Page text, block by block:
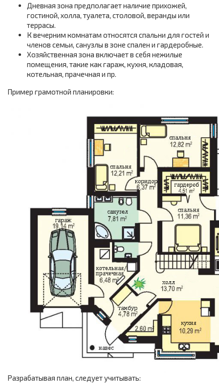
Дневная зона предполагает наличие прихожей,
гостиной, холла, туалета, столовой, веранды или
террасы.
К вечерним комнатам относятся спальни для гостей и
членов семьи, санузлы в зоне спален и гардеробные.
Хозяйственная зона включает в себя нежилые
помещения, такие как гараж, кухня, кладовая,
котельная, прачечная и пр.
Пример грамотной планировки:
Разрабатывая план, следует учитывать: